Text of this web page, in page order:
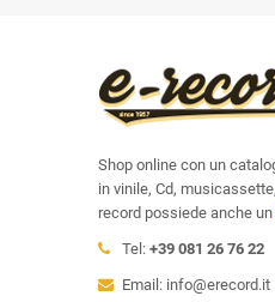
Shop online con un
in vinile, Cd,
record possiede anche un
Tel: +39 081 26 76 22
Email: info@erecord.it